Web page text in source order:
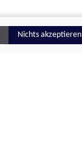
Nichts akzeptieren